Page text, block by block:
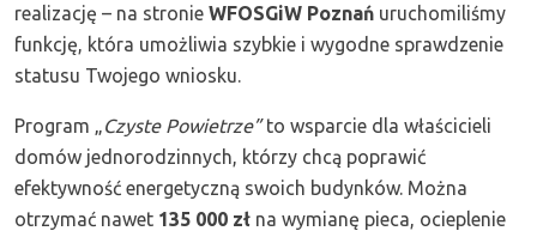
realizację – na stronie WFOSGiW Poznań uruchomiliśmy
funkcję, która umożliwia szybkie i wygodne sprawdzenie
statusu Twojego wniosku.
Program „Czyste Powietrze”to wsparcie dla właścicieli
domów jednorodzinnych, którzy chcą poprawić
efektywność energetyczną swoich budynków. Można
otrzymać nawet 135 000 zł na wymianę pieca, ocieplenie